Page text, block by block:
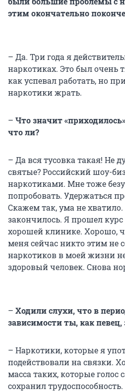
этим окончательно
– Да. Три года я
наркотиках. Это был очень
как успевал работать, но
наркотики жрать.
– Что значит
что ли?
– Да вся тусовка такая! Не
святые? Российский шоу-
наркотиками. Мне тоже
попробовать. Удержаться
Скажем так, ума не хватило.
закончилось. Я прошел
хорошей клинике. Хорошо,
меня сейчас никто этим не
наркотиков в моей жизни
здоровый человек. Снова
– Ходили слухи, что в
зависимости ты, как певец,
– Наркотики, которые я
подействовали на связки.
масса таких, которые
сохранил